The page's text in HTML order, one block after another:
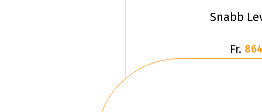
Snabb
Fr.